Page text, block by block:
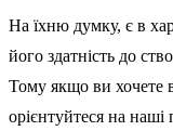
На їхню думку, є в
його здатність до
Тому якщо ви хочете
орієнтуйтеся на наші